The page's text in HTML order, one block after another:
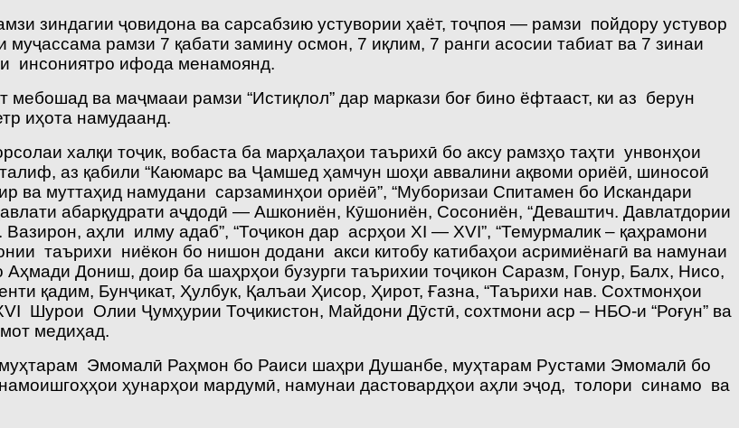
зиндагии ҷовидона ва сарсабзию устувории ҳаёт, тоҷпоя — рамзи пойдору устувор
рамзи 7 қабати замину осмон, 7 иқлим, 7 ранги асосии табиат ва 7 зинаи
инсониятро ифода менамоянд.
ва маҷмааи рамзи “Истиқлол” дар маркази боғ бино ёфтааст, ки аз берун
иҳота намудаанд.
халқи тоҷик, вобаста ба марҳалаҳои таърихӣ бо аксу рамзҳо таҳти унвонҳои
аз қабили “Каюмарс ва Ҷамшед ҳамчун шоҳи аввалини ақвоми ориёӣ, шиносоӣ
ва муттаҳид намудани сарзаминҳои ориёӣ”, “Муборизаи Спитамен бо Искандари
абарқудрати аҷдодӣ — Ашкониён, Кӯшониён, Сосониён, “Деваштич. Давлатдории
аҳли илму адаб”, “Тоҷикон дар асрҳои XI — XVI”, “Темурмалик – қаҳрамони
таърихи ниёкон бо нишон додани акси китобу катибаҳои асримиёнагӣ ва намунаи
Дониш, доир ба шаҳрҳои бузурги таърихии тоҷикон Саразм, Гонур, Балх, Нисо,
қадим, Бунҷикат, Ҳулбук, Қалъаи Ҳисор, Ҳирот, Ғазна, “Таърихи нав. Сохтмонҳои
Шурои Олии Ҷумҳурии Тоҷикистон, Майдони Дӯстӣ, сохтмони аср – НБО-и “Роғун” ва
медиҳад.
Эмомалӣ Раҳмон бо Раиси шаҳри Душанбе, муҳтарам Рустами Эмомалӣ бо
ҳунарҳои мардумӣ, намунаи дастовардҳои аҳли эҷод, толори синамо ва